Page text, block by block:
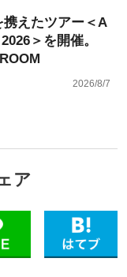
携えたツアー＜A
＞を開催。
2026/8/7
ア